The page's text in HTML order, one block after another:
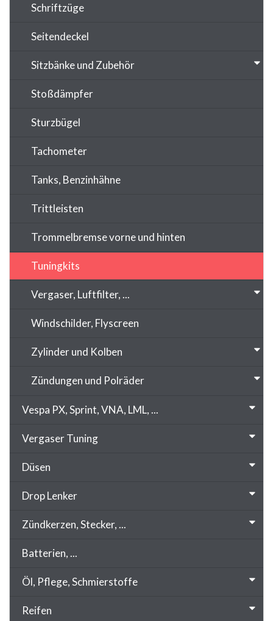
Schriftzüge
Seitendeckel
Sitzbänke und Zubehör
Stoßdämpfer
Sturzbügel
Tachometer
Tanks, Benzinhähne
Trittleisten
Trommelbremse vorne und hinten
Tuningkits
Vergaser, Luftfilter, ...
Windschilder, Flyscreen
Zylinder und Kolben
Zündungen und Polräder
Vespa PX, Sprint, VNA, LML, ...
Vergaser Tuning
Düsen
Drop Lenker
Zündkerzen, Stecker, ...
Batterien, ...
Öl, Pflege, Schmierstoffe
Reifen